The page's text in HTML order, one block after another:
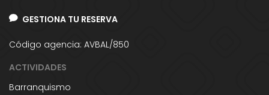
GESTIONA TU RESERVA
Código agencia: AVBAL/850
ACTIVIDADES
Barranquismo